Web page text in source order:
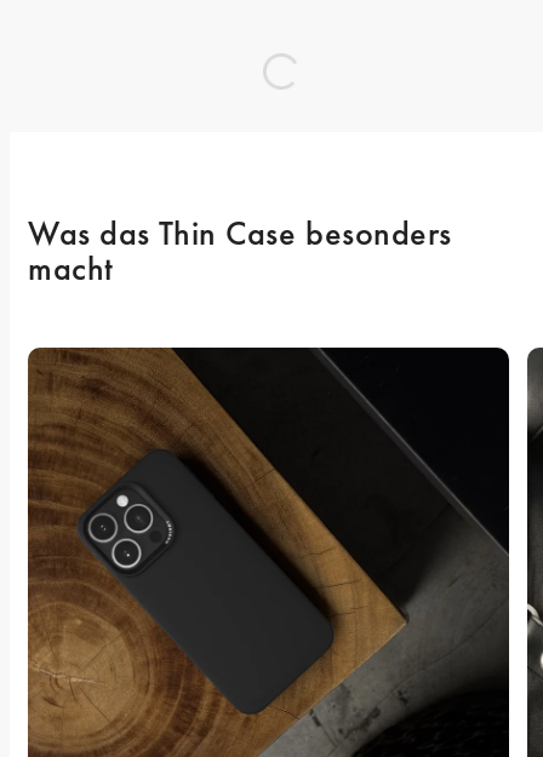
Was das Thin Case besonders
macht